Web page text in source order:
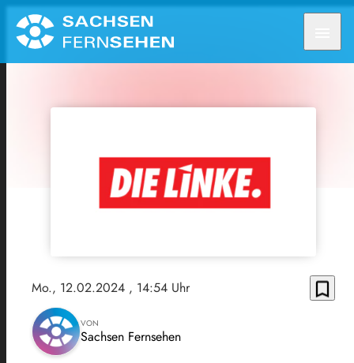
Mo., 12.02.2024 , 14:54 Uhr bookmark_border
VON
Sachsen Fernsehen